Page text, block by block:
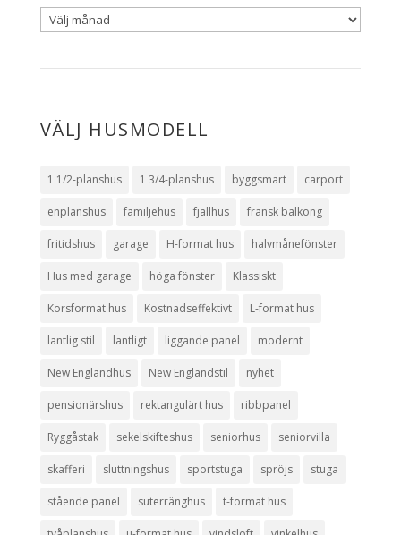
VÄLJ HUSMODELL
1 1/2-planshus 1 3/4-planshus byggsmart carport
enplanshus familjehus fjällhus fransk balkong
fritidshus garage H-format hus halvmånefönster
Hus med garage höga fönster Klassiskt
Korsformat hus Kostnadseffektivt L-format hus
lantlig stil lantligt liggande panel modernt
New Englandhus New Englandstil nyhet
pensionärshus rektangulärt hus ribbpanel
Ryggåstak sekelskifteshus seniorhus seniorvilla
skafferi sluttningshus sportstuga spröjs stuga
stående panel suterränghus t-format hus